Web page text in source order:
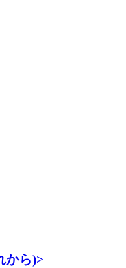
から)>